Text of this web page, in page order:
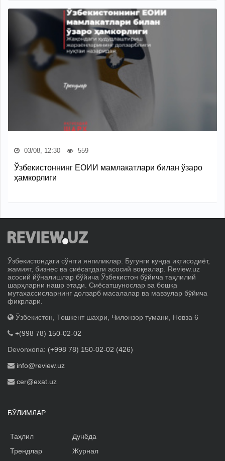
03/08, 12:30 559
Ўзбекистоннинг ЕОИИ мамлакатлари билан ўзаро
ҳамкорлиги
Ўзбекистондаги сўнгги янгиликлар. Бугунги кунда иқтисодиёт,
жамият, бизнес ва сиёсатдаги асосий воқеалар. Review.uz
асосий йўналишлар бўйича Ўзбекистон бўйича таҳлилий
шарҳларни нашр этади. Сиёсатшунослар ва бошқа
мутахассисларнинг долзарб масалалар ва мавзулар бўйича
фикрлари.
Ўзбекистон, Тошкент шаҳри, Чилонзор тумани, Новза 6
+(998 78) 150-02-02
Devonxona: (+998 78) 150-02-02 (426)
info@review.uz
cer@exat.uz
БЎЛИМЛАР
Таҳлил
Трендлар
Дунёда
Журнал